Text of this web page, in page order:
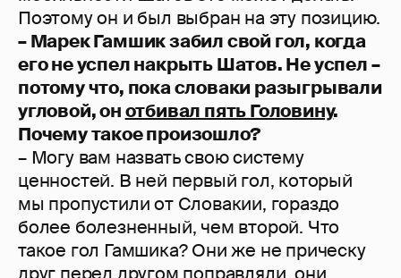
Поэтому он и был выбран на эту позицию.
– Марек Гамшик забил свой гол, когда
его не успел накрыть Шатов. Не успел –
потому что, пока словаки разыгрывали
угловой, онотбивал пять Головину.
Почему такое произошло?
– Могу вам назвать свою систему
ценностей. В ней первый гол, который
мы пропустили от Словакии, гораздо
более болезненный, чем второй. Что
такое гол Гамшика? Они же не прическу